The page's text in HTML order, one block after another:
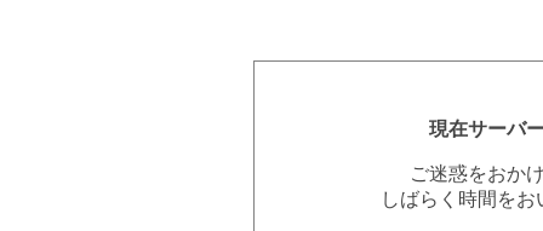
現在サーバ
ご迷惑をおか
しばらく時間を